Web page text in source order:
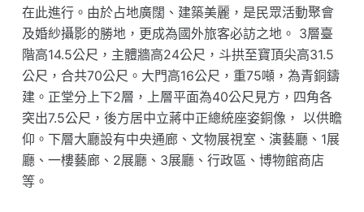
在此進行。由於占地廣闊、建築美麗，是民眾活動聚會
及婚紗攝影的勝地，更成為國外旅客必訪之地。 3層臺
階高14.5公尺，主體牆高24公尺，斗拱至寶頂尖高31.5
公尺，合共70公尺。大門高16公尺，重75噸，為青銅鑄
建。正堂分上下2層，上層平面為40公尺見方，四角各
突出7.5公尺，後方居中立蔣中正總統座姿銅像， 以供瞻
仰。下層大廳設有中央通廊、文物展視室、演藝廳、1展
廳、一樓藝廊、2展廳、3展廳、行政區、博物館商店
等。